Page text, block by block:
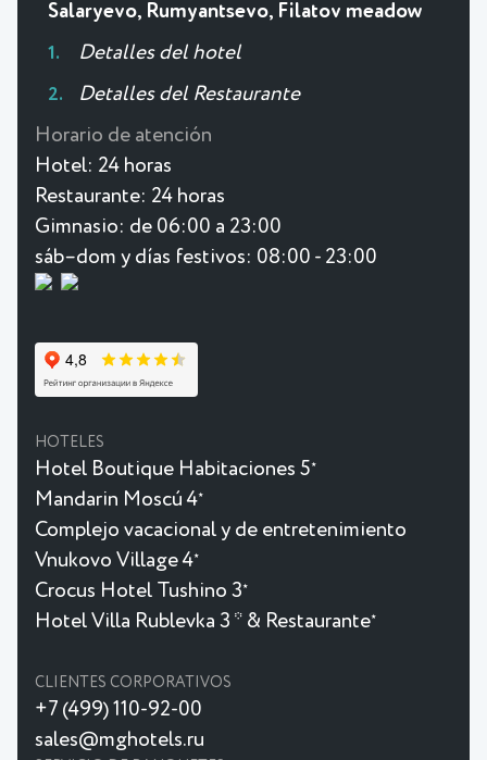
Salaryevo, Rumyantsevo, Filatov meadow
Detalles del hotel
Detalles del Restaurante
Horario de atención
Hotel: 24 horas
Restaurante: 24 horas
Gimnasio: de 06:00 a 23:00
sáb–dom y días festivos: 08:00 - 23:00
HOTELES
Hotel Boutique Habitaciones 5★
Mandarin Moscú 4★
Complejo vacacional y de entretenimiento
Vnukovo Village 4★
Crocus Hotel Tushino 3★
Hotel Villa Rublevka 3 * & Restaurante★
CLIENTES CORPORATIVOS
+7 (499) 110-92-00
sales@mghotels.ru